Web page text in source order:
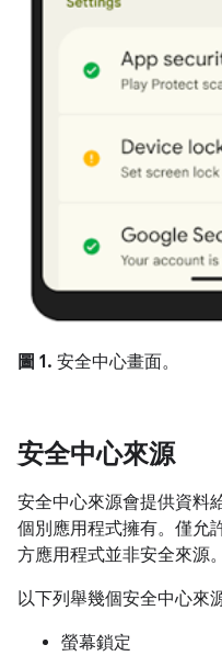
圖 1. 安全中心畫面。
安全中心來源
安全中心來源會提供資料
個別應用程式擁有。僅允
方應用程式並非安全來源。
以下列舉幾個安全中心來
螢幕鎖定